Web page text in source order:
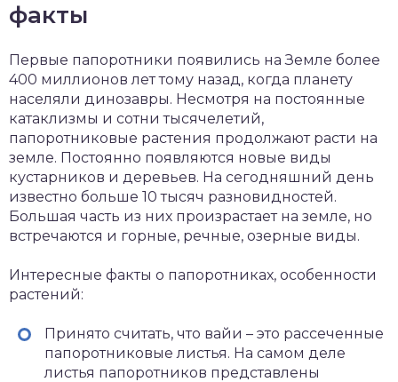
факты
Первые папоротники появились на Земле более
400 миллионов лет тому назад, когда планету
населяли динозавры. Несмотря на постоянные
катаклизмы и сотни тысячелетий,
папоротниковые растения продолжают расти на
земле. Постоянно появляются новые виды
кустарников и деревьев. На сегодняшний день
известно больше 10 тысяч разновидностей.
Большая часть из них произрастает на земле, но
встречаются и горные, речные, озерные виды.
Интересные факты о папоротниках, особенности
растений:
Принято считать, что вайи – это рассеченные
папоротниковые листья. На самом деле
листья папоротников представлены